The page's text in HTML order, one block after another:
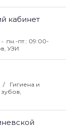
кабинет
пн.-пт.: 09:00-
УЗИ
Гигиена и